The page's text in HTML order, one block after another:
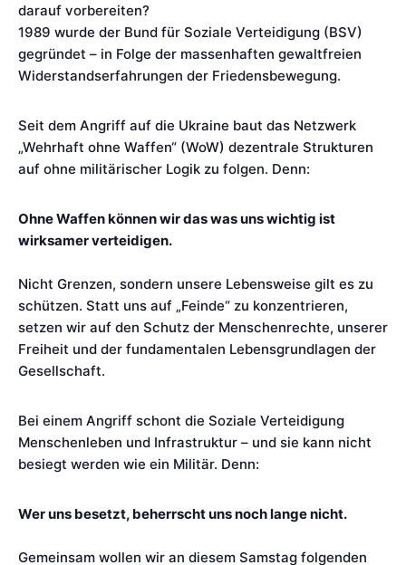
darauf vorbereiten?
1989 wurde der Bund für Soziale Verteidigung (BSV)
gegründet – in Folge der massenhaften gewaltfreien
Widerstandserfahrungen der Friedensbewegung.
Seit dem Angriff auf die Ukraine baut das Netzwerk
„Wehrhaft ohne Waffen“ (WoW) dezentrale Strukturen
auf ohne militärischer Logik zu folgen. Denn:
Ohne Waffen können wir das was uns wichtig ist
wirksamer verteidigen.
Nicht Grenzen, sondern unsere Lebensweise gilt es zu
schützen. Statt uns auf „Feinde“ zu konzentrieren,
setzen wir auf den Schutz der Menschenrechte, unserer
Freiheit und der fundamentalen Lebensgrundlagen der
Gesellschaft.
Bei einem Angriff schont die Soziale Verteidigung
Menschenleben und Infrastruktur – und sie kann nicht
besiegt werden wie ein Militär. Denn:
Wer uns besetzt, beherrscht uns noch lange nicht.
Gemeinsam wollen wir an diesem Samstag folgenden